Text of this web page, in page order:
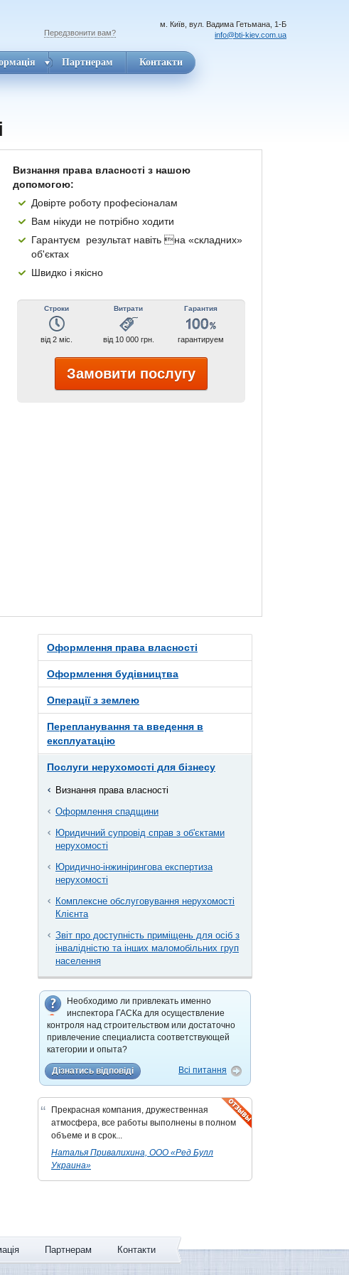
Передзвонити вам?
м. Київ, вул. Вадима Гетьмана, 1-Б
info@bti-kiev.com.ua
Партнерам Контакти
Визнання права власності з нашою
допомогою:
Довірте роботу професіоналам
Вам нікуди не потрібно ходити
Гарантуєм результат навіть на «складних»
об'єктах
Швидко і якісно
Строки
від 2 міс.
Витрати
від 10 000 грн.
Гарантия
гарантируем
Замовити послугу
Оформлення права власності
Оформлення будівництва
Операції з землею
Перепланування та введення в
експлуатацію
Послуги нерухомості для бізнесу
Визнання права власності
Оформлення спадщини
Юридичний супровід справ з об'єктами
нерухомості
Юридично-інжинірингова експертиза
нерухомості
Комплексне обслуговування нерухомості
Клієнта
Звіт про доступність приміщень для осіб з
інвалідністю та інших маломобільних груп
населення
Необходимо ли привлекать именно
инспектора ГАСКа для осуществление
контроля над строительством или достаточно
привлечение специалиста соответствующей
категории и опыта?
Дізнатись відповіді Всі питання
“
Прекрасная компания, дружественная
атмосфера, все работы выполнены в полном
объеме и в срок...
Наталья Привалихина, ООО «Ред Булл
Украина»
Партнерам Контакти